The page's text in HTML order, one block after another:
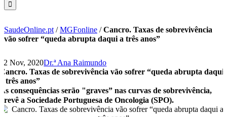
SaudeOnline.pt /MGFonline /Cancro. Taxas de sobrevivência
vão sofrer “queda abrupta daqui a três anos”
12 Nov, 2020Dr.ª Ana Raimundo
Cancro. Taxas de sobrevivência vão sofrer “queda abrupta daqui
a três anos”
As consequências serão "graves” nas curvas de sobrevivência,
prevê a Sociedade Portuguesa de Oncologia (SPO).